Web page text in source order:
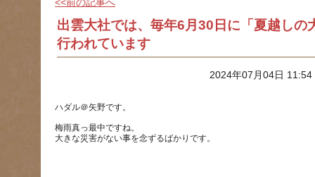
出雲大社では、毎年6月30日に「夏越しの
行われています
2024年07月04日
梅雨真っ最中ですね。